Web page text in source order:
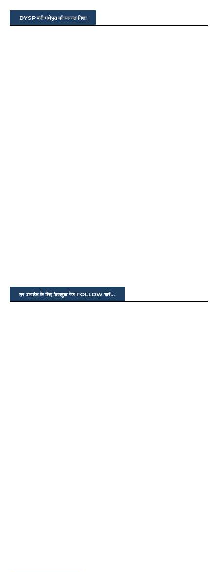
DYSP बनी मधेपुरा की जन्नत निशा
हर अपडेट के लिए फेसबुक पेज FOLLOW करें...